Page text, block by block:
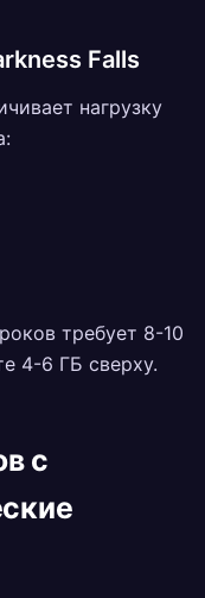
Falls
нагрузку
требует 8-10
4-6 ГБ сверху.
с